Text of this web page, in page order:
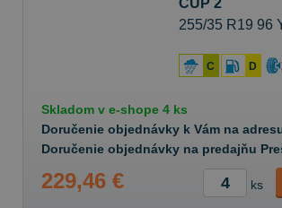
CUP 2
255/35 R19 96
C D
Skladom v e-shope 4 ks
Doručenie objednávky k Vám na
Doručenie objednávky na predajňu
229,46 € ks